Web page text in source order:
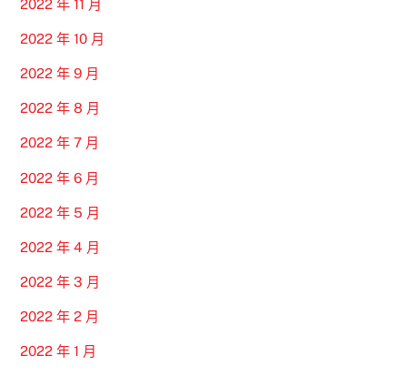
2022 年 11 月
2022 年 10 月
2022 年 9 月
2022 年 8 月
2022 年 7 月
2022 年 6 月
2022 年 5 月
2022 年 4 月
2022 年 3 月
2022 年 2 月
2022 年 1 月